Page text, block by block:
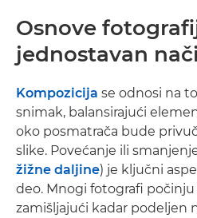
Osnove
jednostavan
Kompozicija se odnosi na
snimak, balansirajući
oko posmatrača bude
slike. Povećanje ili
žižne daljine) je ključni
deo. Mnogi fotografi počinju
zamišljajući kadar podeljen